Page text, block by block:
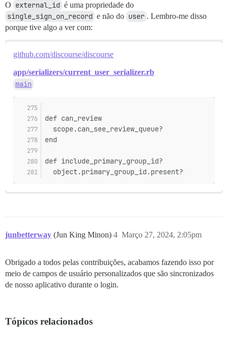
O external_id é uma propriedade do
single_sign_on_record e não do user . Lembro-me disso
porque tive algo a ver com:
github.com/discourse/discourse
app/serializers/current_user_serializer.rb
main
def can_review
  scope.can_see_review_queue?
end
def include_primary_group_id?
  object.primary_group_id.present?
junbetterway (Jun King Minon) Março 27, 2024, 2:05pm
4
Obrigado a todos pelas contribuições, acabamos fazendo isso por
meio de campos de usuário personalizados que são sincronizados
de nosso aplicativo durante o login.
Tópicos relacionados